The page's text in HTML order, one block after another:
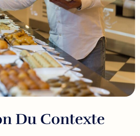
Du Contexte